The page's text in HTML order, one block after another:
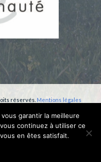
réservés. Mentions légales
garantir la meilleure
continuez à utiliser ce
en êtes satisfait.